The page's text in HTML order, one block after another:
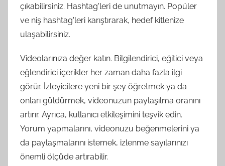
çıkabilirsiniz. Hashtag'leri de unutmayın. Popüler
ve niş hashtag'leri karıştırarak, hedef kitlenize
ulaşabilirsiniz.
Videolarınıza değer katın. Bilgilendirici, eğitici veya
eğlendirici içerikler her zaman daha fazla ilgi
görür. İzleyicilere yeni bir şey öğretmek ya da
onları güldürmek, videonuzun paylaşılma oranını
artırır. Ayrıca, kullanıcı etkileşimini teşvik edin.
Yorum yapmalarını, videonuzu beğenmelerini ya
da paylaşmalarını istemek, izlenme sayılarınızı
önemli ölçüde artırabilir.